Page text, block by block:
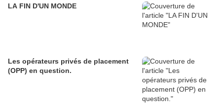
LA FIN D'UN MONDE
Les opérateurs privés de placement
(OPP) en question.